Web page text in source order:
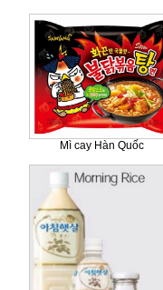
Mì cay Hàn Quốc